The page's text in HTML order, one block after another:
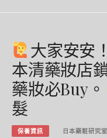
大家安安！
本清藥妝店
藥妝必Buy。
髮
保養資訊 日本藥粧研究室